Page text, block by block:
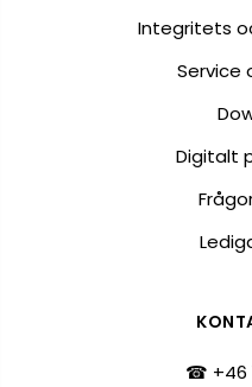
Integritets
Service
Digitalt
☎ +46